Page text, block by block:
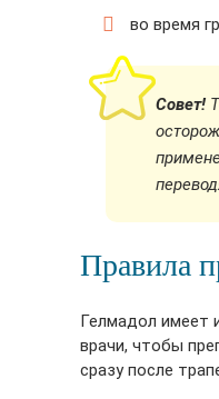
во время
Совет!
Правила
Гелмадол имеет
врачи, чтобы
сразу после